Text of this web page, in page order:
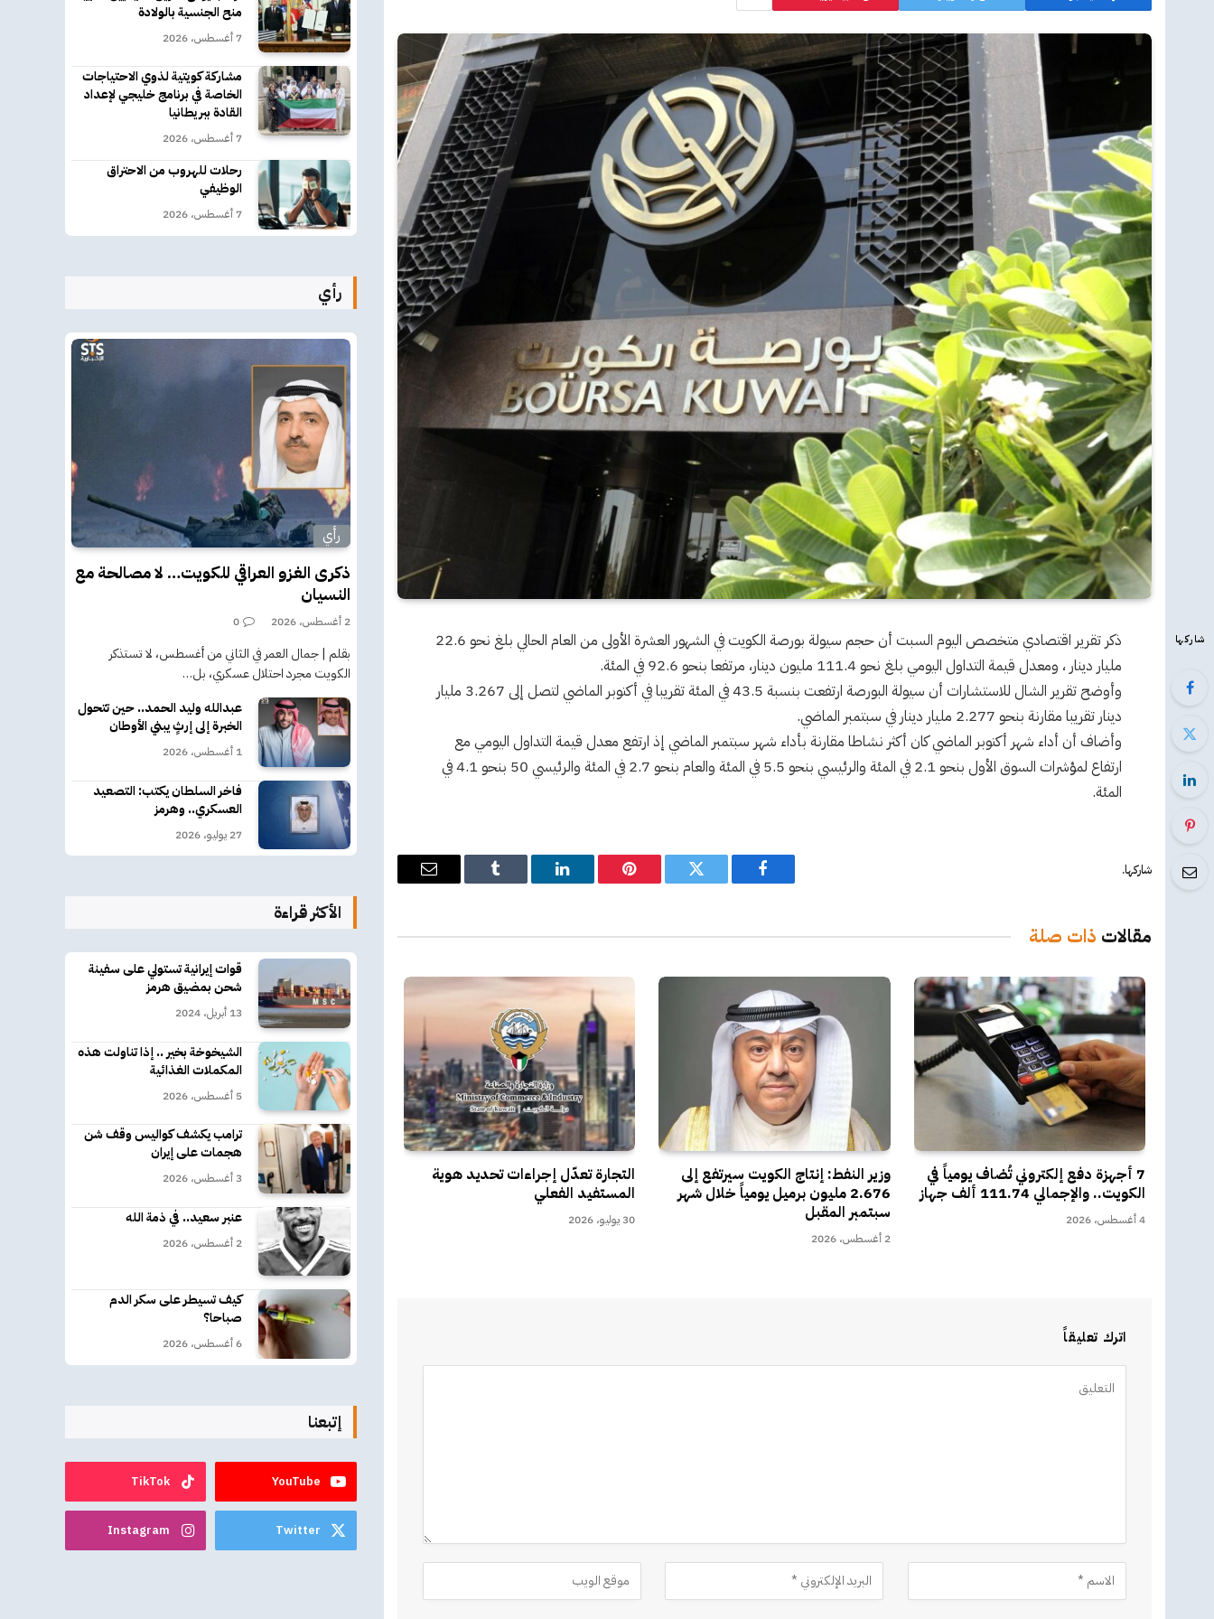
شاركها
ذكر تقرير اقتصادي متخصص اليوم السبت أن حجم سيولة بورصة الكويت في الشهور العشرة الأولى من العام الحالي بلغ نحو 22.6
مليار دينار ، ومعدل قيمة التداول اليومي بلغ نحو 111.4 مليون دينار، مرتفعا بنحو 92.6 في المئة.
وأوضح تقرير الشال للاستشارات أن سيولة البورصة ارتفعت بنسبة 43.5 في المئة تقريبا في أكتوبر الماضي لتصل إلى 3.267 مليار
دينار تقريبا مقارنة بنحو 2.277 مليار دينار في سبتمبر الماضي.
وأضاف أن أداء شهر أكتوبر الماضي كان أكثر نشاطا مقارنة بأداء شهر سبتمبر الماضي إذ ارتفع معدل قيمة التداول اليومي مع
ارتفاع لمؤشرات السوق الأول بنحو 2.1 في المئة والرئيسي بنحو 5.5 في المئة والعام بنحو 2.7 في المئة والرئيسي 50 بنحو 4.1 في
المئة.
شاركها.
فيسبوك تويتر بينتيريستلينكدإن Tumblr
البريد
مقالات ذات صلة
7 أجهزة دفع إلكتروني تُضاف يومياً في
الكويت.. والإجمالي 111.74 ألف جهاز
4 أغسطس، 2026
وزير النفط: إنتاج الكويت سيرتفع إلى
2.676 مليون برميل يومياً خلال شهر
سبتمبر المقبل
2 أغسطس، 2026
التجارة تعدّل إجراءات تحديد هوية
المستفيد الفعلي
30 يوليو، 2026
اترك تعليقاً
منح الجنسية بالولادة
7 أغسطس، 2026
مشاركة كويتية لذوي الاحتياجات
الخاصة في برنامج خليجي لإعداد
القادة ببريطانيا
7 أغسطس، 2026
رحلات للهروب من الاحتراق
الوظيفي
7 أغسطس، 2026
رأي
رأي
ذكرى الغزو العراقي للكويت… لا مصالحة مع
النسيان
2 أغسطس، 2026 0
بقلم | جمال العمر في الثاني من أغسطس، لا تستذكر
الكويت مجرد احتلال عسكري، بل…
عبدالله وليد الحمد.. حين تتحول
الخبرة إلى إرثٍ يبني الأوطان
1 أغسطس، 2026
فاخر السلطان يكتب: التصعيد
العسكري.. وهرمز
27 يوليو، 2026
الأكثر قراءة
قوات إيرانية تستولي على سفينة
شحن بمضيق هرمز
13 أبريل، 2024
الشيخوخة بخير .. إذا تناولت هذه
المكملات الغذائية
5 أغسطس، 2026
ترامب يكشف كواليس وقف شن
هجمات على إيران
3 أغسطس، 2026
عنبر سعيد.. في ذمة الله
2 أغسطس، 2026
كيف تسيطر على سكر الدم
صباحا؟
6 أغسطس، 2026
إتبعنا
YouTube
TikTok
Twitter
Instagram